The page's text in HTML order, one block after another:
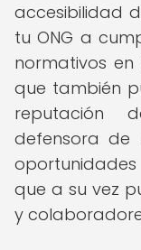
accesibilidad
tu ONG a
normativos
que también
reputación
defensora de
que a su vez
y